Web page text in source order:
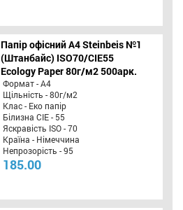
Папір офісний A4 Steinbeis №1
(Штанбайс) ISO70/СІЕ55
Ecology Paper 80г/м2 500арк.
Формат - А4
Щільність - 80г/м2
Клас - Еко папір
Білизна CIE - 55
Яскравість ISO - 70
Країна - Німеччина
Непрозорість - 95
185.00